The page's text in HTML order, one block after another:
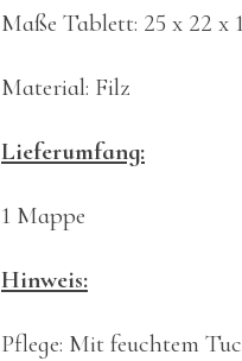
Maße Tablett: 25 x 22 x
Material: Filz
Lieferumfang:
1 Mappe
Hinweis:
Pflege: Mit feuchtem